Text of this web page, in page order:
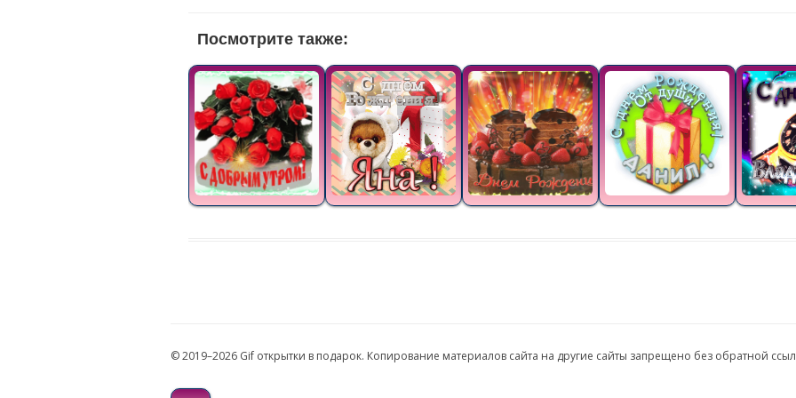
Посмотрите также:
© 2019–2026 Gif открытки в подарок. Копирование материалов сайта на другие сайты запрещено без обратной